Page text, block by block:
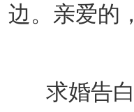
边。亲爱的
求婚告白